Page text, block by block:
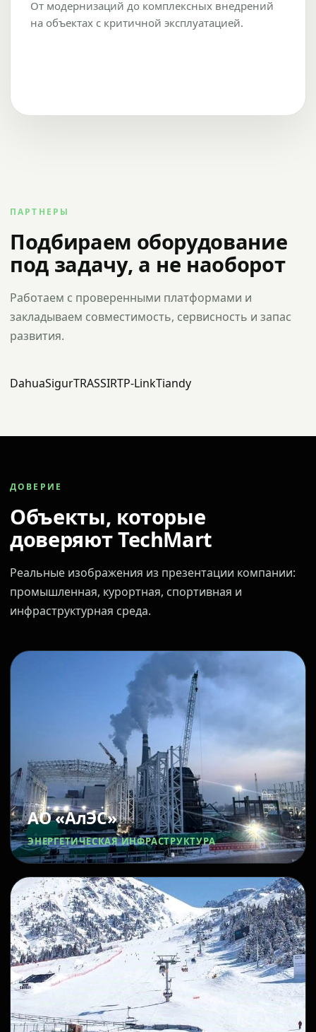
От модернизаций до комплексных внедрений
на объектах с критичной эксплуатацией.
ПАРТНЕРЫ
Подбираем оборудование
под задачу, а не наоборот
Работаем с проверенными платформами и
закладываем совместимость, сервисность и запас
развития.
DahuaSigurTRASSIRTP-LinkTiandy
ДОВЕРИЕ
Объекты, которые
доверяют TechMart
Реальные изображения из презентации компании:
промышленная, курортная, спортивная и
инфраструктурная среда.
АО «АлЭС»
ЭНЕРГЕТИЧЕСКАЯ ИНФРАСТРУКТУРА